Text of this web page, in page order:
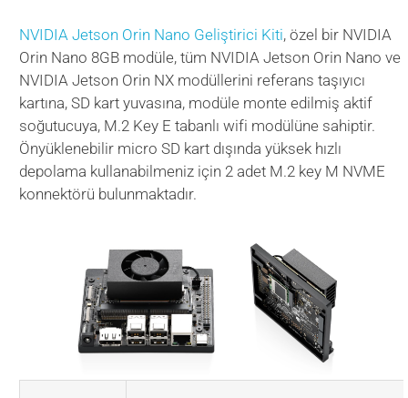
NVIDIA Jetson Orin Nano Geliştirici Kiti, özel bir NVIDIA
Orin Nano 8GB modüle, tüm NVIDIA Jetson Orin Nano ve
NVIDIA Jetson Orin NX modüllerini referans taşıyıcı
kartına, SD kart yuvasına, modüle monte edilmiş aktif
soğutucuya, M.2 Key E tabanlı wifi modülüne sahiptir.
Önyüklenebilir micro SD kart dışında yüksek hızlı
depolama kullanabilmeniz için 2 adet M.2 key M NVME
konnektörü bulunmaktadır.